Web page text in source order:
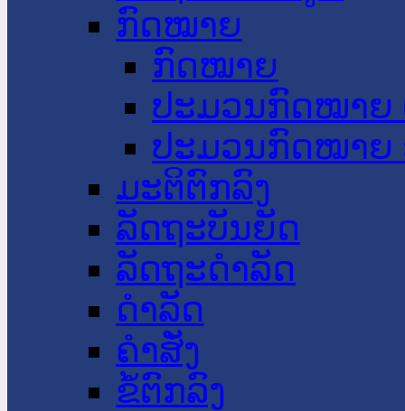
ກົດໝາຍ
ກົດໝາຍ
ປະມວນກົດໝາຍ
ປະມວນກົດໝາຍ
ມະຕິຕົກລົງ
ລັດຖະບັນຍັດ
ລັດຖະດໍາລັດ
ດໍາລັດ
ຄໍາສັ່ງ
ຂໍ້ຕົກລົງ